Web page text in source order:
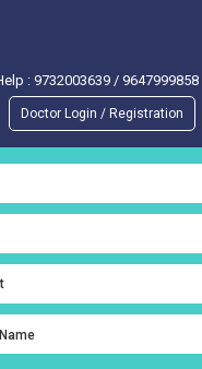
: 9732003639/ 9647999858
Doctor Login / Registration